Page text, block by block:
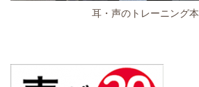
耳・声のトレーニング本